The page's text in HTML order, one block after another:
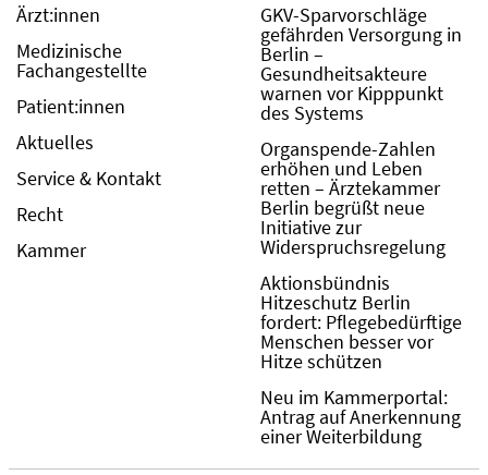
Ärzt:innen
Medizinische
Fachangestellte
Patient:innen
Aktuelles
Service & Kontakt
Recht
Kammer
GKV-Sparvorschläge
gefährden Versorgung in
Berlin –
Gesundheitsakteure
warnen vor Kipppunkt
des Systems
Organspende-Zahlen
erhöhen und Leben
retten – Ärztekammer
Berlin begrüßt neue
Initiative zur
Widerspruchsregelung
Aktionsbündnis
Hitzeschutz Berlin
fordert: Pflegebedürftige
Menschen besser vor
Hitze schützen
Neu im Kammerportal:
Antrag auf Anerkennung
einer Weiterbildung